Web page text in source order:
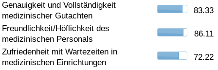
Genauigkeit und Vollständigkeit
medizinischer Gutachten
83.33
Freundlichkeit/Höflichkeit des
medizinischen Personals
86.11
Zufriedenheit mit Wartezeiten in
medizinischen Einrichtungen
72.22
Gesundheitsversorgung
Gesundheitsversorgungs-Index (aktuell)
Gesundheitsversorgungs-Index